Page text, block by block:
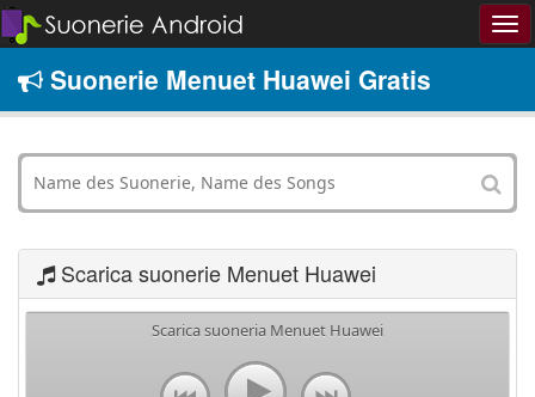
Suonerie Menuet Huawei Gratis
Scarica suonerie Menuet Huawei
Scarica suoneria Menuet Huawei